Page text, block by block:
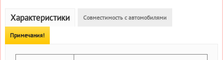
Характеристики Совместимость с автомобилями
Примечания!